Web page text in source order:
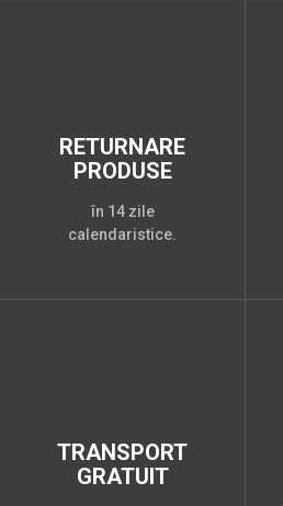
RETURNARE
PRODUSE
în 14 zile
calendaristice.
TRANSPORT
GRATUIT